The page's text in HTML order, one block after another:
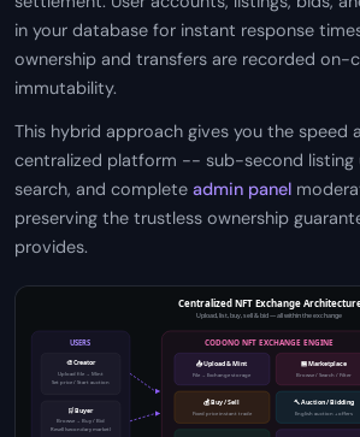
in your database for instant response
ownership and transfers are recorded on-
immutability.
This hybrid approach gives you the speed
centralized platform -- sub-second listing
search, and complete admin panel
preserving the trustless ownership
provides.